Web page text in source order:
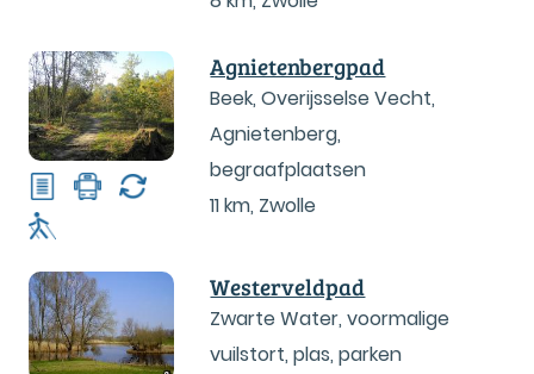
Agnietenbergpad
Beek, Overijsselse Vecht,
Agnietenberg,
begraafplaatsen
11 km, Zwolle
Westerveldpad
Zwarte Water, voormalige
vuilstort, plas, parken